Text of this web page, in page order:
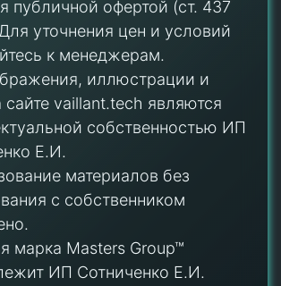
публичной офертой (ст. 437
уточнения цен и условий
к менеджерам.
иллюстрации и
сайте vaillant.tech являются
собственностью ИП
Е.И.
материалов без
с собственником
марка Masters Group™
ИП Сотниченко Е.И.